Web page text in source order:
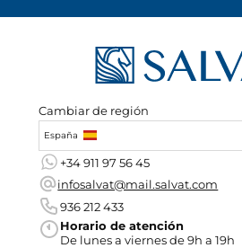
Cambiar de región
España
+34 911 97 56 45
infosalvat@mail.salvat.com
936 212 433
Horario de atención
De lunes a viernes de 9h a 19h